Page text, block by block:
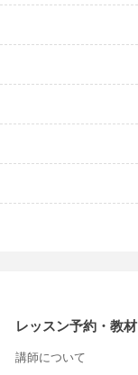
レッスン予約・教材
講師について